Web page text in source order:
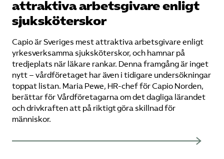
attraktiva arbetsgivare enligt
sjuksköterskor
Capio är Sveriges mest attraktiva arbetsgivare enligt
yrkesverksamma sjuksköterskor, och hamnar på
tredjeplats när läkare rankar. Denna framgång är inget
nytt – vårdföretaget har även i tidigare undersökningar
toppat listan. Maria Pewe, HR-chef för Capio Norden,
berättar för Vårdföretagarna om det dagliga lärandet
och drivkraften att på riktigt göra skillnad för
människor.